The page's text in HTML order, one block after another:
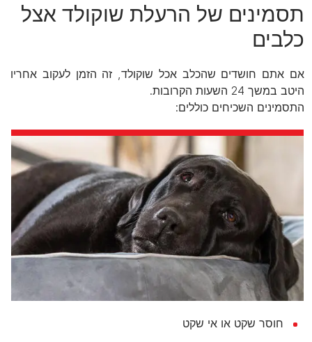
תסמינים של הרעלת שוקולד אצל
כלבים
אם אתם חושדים שהכלב אכל שוקולד, זה הזמן לעקוב אחריו
היטב במשך 24 השעות הקרובות.
התסמינים השכיחים כוללים:
חוסר שקט או אי שקט